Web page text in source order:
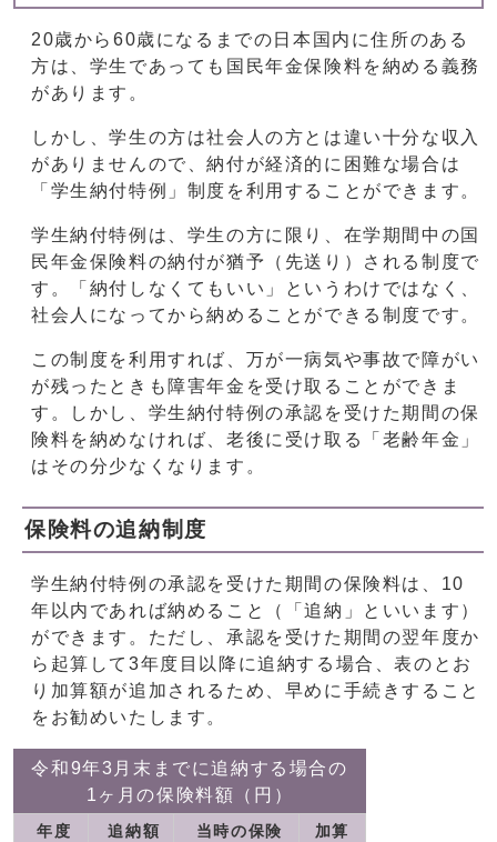
20歳から60歳になるまでの日本国内に住所のある
方は、学生であっても国民年金保険料を納める義務
があります。
しかし、学生の方は社会人の方とは違い十分な収入
がありませんので、納付が経済的に困難な場合は
「学生納付特例」制度を利用することができます。
学生納付特例は、学生の方に限り、在学期間中の国
民年金保険料の納付が猶予（先送り）される制度で
す。「納付しなくてもいい」というわけではなく、
社会人になってから納めることができる制度です。
この制度を利用すれば、万が一病気や事故で障がい
が残ったときも障害年金を受け取ることができま
す。しかし、学生納付特例の承認を受けた期間の保
険料を納めなければ、老後に受け取る「老齢年金」
はその分少なくなります。
保険料の追納制度
学生納付特例の承認を受けた期間の保険料は、10
年以内であれば納めること（「追納」といいます）
ができます。ただし、承認を受けた期間の翌年度か
ら起算して3年度目以降に追納する場合、表のとお
り加算額が追加されるため、早めに手続きすること
をお勧めいたします。
令和9年3月末までに追納する場合の
1ヶ月の保険料額（円）
年度 追納額
当時の保険
加算